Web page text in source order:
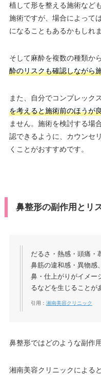
植して形を整える施術など
施術ですが、場合によって
になることもあるかもしれま
そして麻酔を複数の種類か
酔のリスクも確認しながら
また、自分でコンプレック
を考えると施術前のほうが
ません。施術を検討する場
認できるように、カウンセ
くことがおすすめです。
鼻整形の副作用とリ
だるさ・熱感・頭痛・
鼻筋の違和感・異物感
鼻・仕上がりがイメー
るなどを生じることが
引用： 湘南美容クリニック
鼻整形ではどのような副作
湘南美容クリニックによる